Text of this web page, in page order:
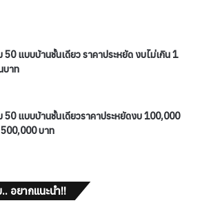
50 แบบบ้านชั้นเดียว ราคาประหยัด งบไม่เกิน 1
บาท
50 แบบบ้านชั้นเดียวราคาประหยัดงบ 100,000
บาท
อยากแนะนำ!!